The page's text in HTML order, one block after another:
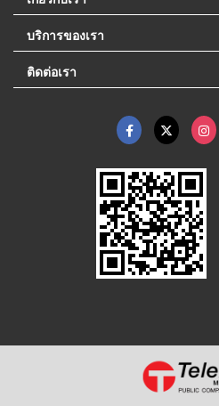
บริการของเรา
ติดต่อเรา